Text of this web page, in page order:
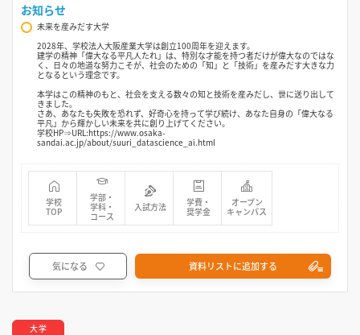
お知らせ
未来を産みだす大学
2028年、学校法人大阪産業大学は創立100周年を迎えます。
建学の精神「偉大なる平凡人たれ」は、特別な才能を持つ者だけが偉大なのではな
く、日々の地道な努力こそが、社会のための「知」と「技術」を産みだす大きな力
となるという理念です。
本学はこの精神のもと、社会を支える数々の知と技術を産みだし、世に送り出して
きました。
さあ、あなたも失敗を恐れず、好奇心を持って学び続け、あなた自身の「偉大なる
平凡」から輝かしい未来を共に創り上げてください。
学校HP⇒URL:https://www.osaka-
sandai.ac.jp/about/suuri_datascience_ai.html
学校
TOP
学部・
学科・
コース
入試方法
学費・
奨学金
オープン
キャンパス
気になる 資料リストに追加する
大学